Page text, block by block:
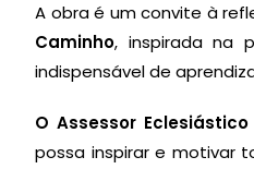
A obra é um convite à
Caminho, inspirada na
indispensável de
O Assessor
possa inspirar e motivar